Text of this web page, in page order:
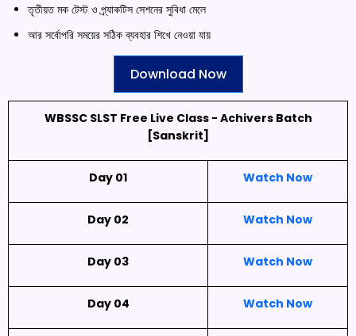
তৃতীয়ত মক টেস্ট ও প্র্যাকটিস সেশনের সুবিধা মেলে
আর সর্বোপরি সময়ের সঠিক ব্যবহার শিখে নেওয়া যায়
Download Now
WBSSC SLST Free Live Class - Achivers Batch
[Sanskrit]
Day 01 Watch Now
Day 02 Watch Now
Day 03 Watch Now
Day 04 Watch Now